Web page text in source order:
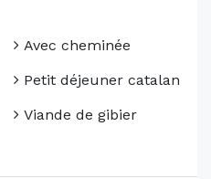
Avec cheminée
Petit déjeuner catalan
Viande de gibier